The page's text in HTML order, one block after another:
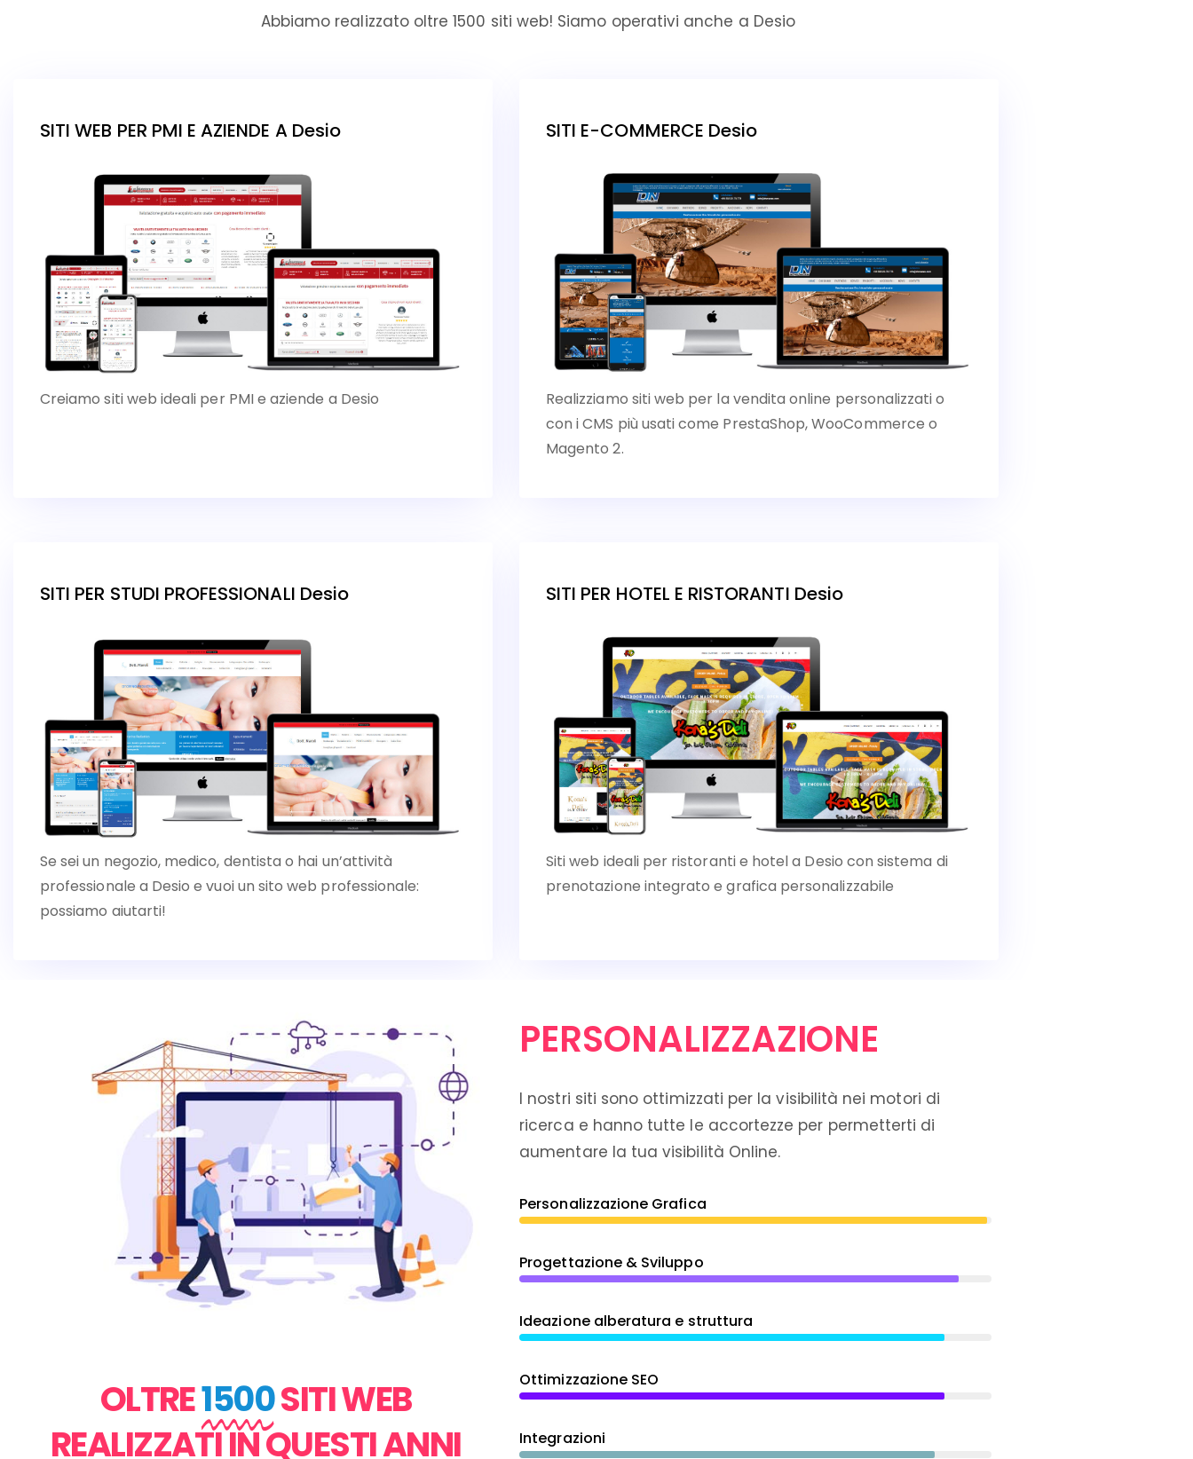
Abbiamo realizzato oltre 1500 siti web! Siamo operativi anche a Desio
SITI WEB PER PMI E AZIENDE A Desio
Creiamo siti web ideali per PMI e aziende a Desio
SITI E-COMMERCE Desio
Realizziamo siti web per la vendita online personalizzati o
con i CMS più usati come PrestaShop, WooCommerce o
Magento 2.
SITI PER STUDI PROFESSIONALI Desio
Se sei un negozio, medico, dentista o hai un’attività
professionale a Desio e vuoi un sito web professionale:
possiamo aiutarti!
SITI PER HOTEL E RISTORANTI Desio
Siti web ideali per ristoranti e hotel a Desio con sistema di
prenotazione integrato e grafica personalizzabile
OLTRE1500SITI WEB
REALIZZATI IN QUESTI ANNI
PERSONALIZZAZIONE
I nostri siti sono ottimizzati per la visibilità nei motori di
ricerca e hanno tutte le accortezze per permetterti di
aumentare la tua visibilità Online.
Personalizzazione Grafica
Progettazione & Sviluppo
Ideazione alberatura e struttura
Ottimizzazione SEO
Integrazioni